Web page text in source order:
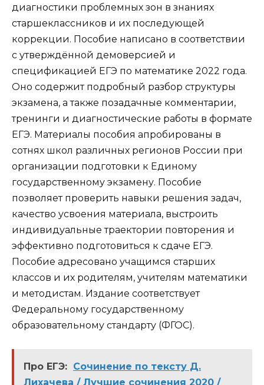
диагностики проблемных зон в знаниях
старшеклассников и их последующей
коррекции. Пособие написано в соответствии
с утверждённой демоверсией и
спецификацией ЕГЭ по математике 2022 года.
Оно содержит подробный разбор структуры
экзамена, а также позадачные комментарии,
тренинги и диагностические работы в формате
ЕГЭ. Материалы пособия апробированы в
сотнях школ различных регионов России при
организации подготовки к Единому
государственному экзамену. Пособие
позволяет проверить навыки решения задач,
качество усвоения материала, выстроить
индивидуальные траектории повторения и
эффективно подготовиться к сдаче ЕГЭ.
Пособие адресовано учащимся старших
классов и их родителям, учителям математики
и методистам. Издание соответствует
Федеральному государственному
образовательному стандарту (ФГОС).
Про ЕГЭ: Сочинение по тексту Д.
Лихачева / Лучшие сочинения 2020 /